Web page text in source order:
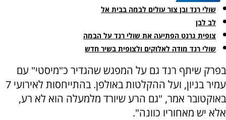
שולי רנד ובן צור עולים לבמה בבית אל
לב לבן
צופית גרנט הפתיעה את שולי רנד על הבמה
שולי רנד מודה לאלוקים ולצופית בשיר חדש
בפרק שיתף רנד גם על המפגש שהגדיר כ"מיסטי" עם
עמיר בניון, ועל ההקלטות באולפן. בהתייחסות לאירועי 7
באוקטובר אמר, "גם הרע שיורד מלמעלה הוא לא רע,
אלא יש מאחוריו כוונה".